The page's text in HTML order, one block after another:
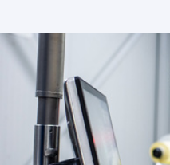
Voeg
favorieten
Commercieel medewerker
binnendienst